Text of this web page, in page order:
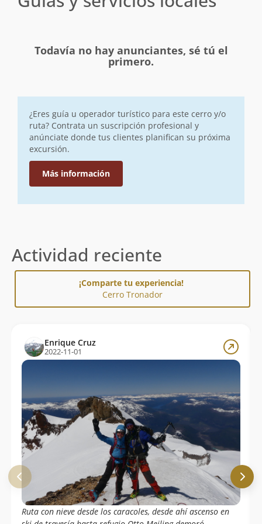
Todavía no hay anunciantes, sé tú el
primero.
¿Eres guía u operador turístico para este cerro y/o
ruta? Contrata un suscripción profesional y
anúnciate donde tus clientes planifican su próxima
excursión.
Más información
Actividad reciente
¡Comparte tu experiencia!
Cerro Tronador
Enrique Cruz
2022-11-01
Ruta con nieve desde los caracoles, desde ahí ascenso en